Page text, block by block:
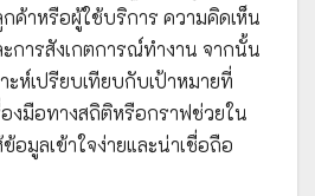
ค้าหรือผู้ใช้บริการ ความคิดเห็น
การสังเกตการณ์ทำงาน จากนั้น
ะห์เปรียบเทียบกับเป้าหมายที่
งมือทางสถิติหรือกราฟช่วยใน
อมูลเข้าใจง่ายและน่าเชื่อถือ